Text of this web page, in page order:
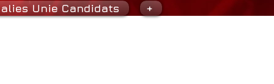
Unie Candidats +